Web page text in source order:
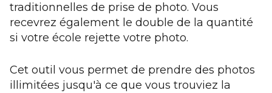
traditionnelles de prise de photo. Vous
recevrez également le double de la quantité
si votre école rejette votre photo.
Cet outil vous permet de prendre des photos
illimitées jusqu'à ce que vous trouviez la